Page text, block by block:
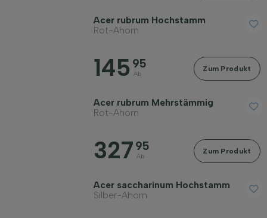
Acer rubrum Hochstamm
Rot-Ahorn
145 95
Ab
Zum Produkt
Acer rubrum Mehrstämmig
Rot-Ahorn
327 95
Ab
Zum Produkt
Acer saccharinum Hochstamm
Silber-Ahorn